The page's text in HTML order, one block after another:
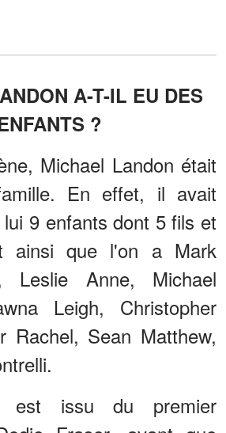
A-T-IL EU DES
?
Michael Landon était
En effet, il avait
9 enfants dont 5 fils et
ainsi que l'on a Mark
Leslie Anne, Michael
Leigh, Christopher
Rachel, Sean Matthew,
est issu du premier